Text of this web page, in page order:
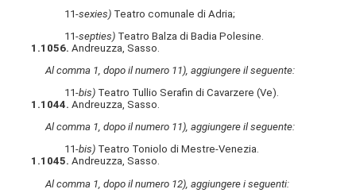
11-sexies) Teatro comunale di Adria;
11-septies) Teatro Balza di Badia Polesine.
1.1056. Andreuzza, Sasso.
Al comma 1, dopo il numero 11), aggiungere il seguente:
11-bis) Teatro Tullio Serafin di Cavarzere (Ve).
1.1044. Andreuzza, Sasso.
Al comma 1, dopo il numero 11), aggiungere il seguente:
11-bis) Teatro Toniolo di Mestre-Venezia.
1.1045. Andreuzza, Sasso.
Al comma 1, dopo il numero 12), aggiungere i seguenti: